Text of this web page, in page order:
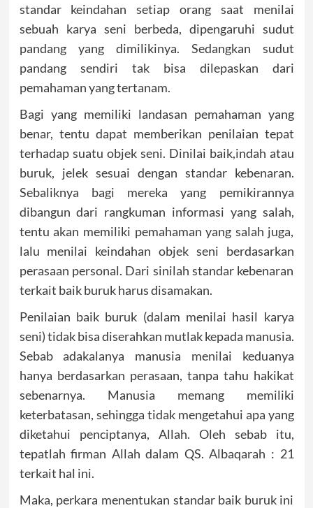
standar keindahan setiap orang saat menilai
sebuah karya seni berbeda, dipengaruhi sudut
pandang yang dimilikinya. Sedangkan sudut
pandang sendiri tak bisa dilepaskan dari
pemahaman yang tertanam.
Bagi yang memiliki landasan pemahaman yang
benar, tentu dapat memberikan penilaian tepat
terhadap suatu objek seni. Dinilai baik,indah atau
buruk, jelek sesuai dengan standar kebenaran.
Sebaliknya bagi mereka yang pemikirannya
dibangun dari rangkuman informasi yang salah,
tentu akan memiliki pemahaman yang salah juga,
lalu menilai keindahan objek seni berdasarkan
perasaan personal. Dari sinilah standar kebenaran
terkait baik buruk harus disamakan.
Penilaian baik buruk (dalam menilai hasil karya
seni) tidak bisa diserahkan mutlak kepada manusia.
Sebab adakalanya manusia menilai keduanya
hanya berdasarkan perasaan, tanpa tahu hakikat
sebenarnya. Manusia memang memiliki
keterbatasan, sehingga tidak mengetahui apa yang
diketahui penciptanya, Allah. Oleh sebab itu,
tepatlah firman Allah dalam QS. Albaqarah : 21
terkait hal ini.
Maka, perkara menentukan standar baik buruk ini